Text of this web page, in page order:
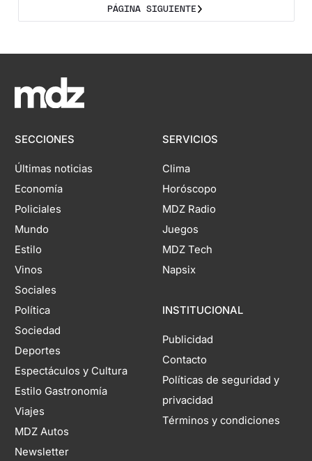
PÁGINA SIGUIENTE
SECCIONES
Últimas noticias
Economía
Policiales
Mundo
Estilo
Vinos
Sociales
Política
Sociedad
Deportes
Espectáculos y Cultura
Estilo Gastronomía
Viajes
MDZ Autos
Newsletter
SERVICIOS
Clima
Horóscopo
MDZ Radio
Juegos
MDZ Tech
Napsix
INSTITUCIONAL
Publicidad
Contacto
Políticas de seguridad y
privacidad
Términos y condiciones